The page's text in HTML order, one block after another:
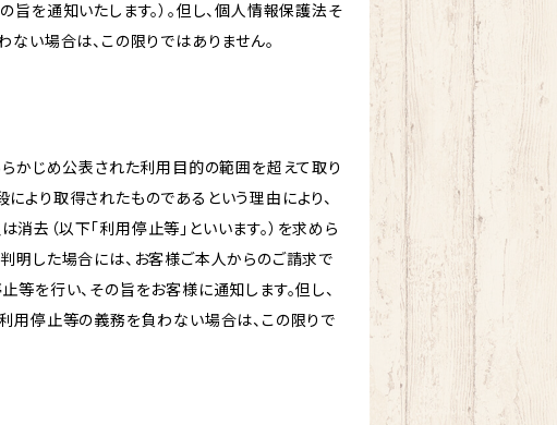
を通知いたします。）。但し、個人情報保護法そ
い場合は、この限りではありません。
らかじめ公表された利用目的の範囲を超えて取り
より取得されたものであるという理由により、
（以下「利用停止等」といいます。）を求めら
明した場合には、お客様ご本人からのご請求で
を行い、その旨をお客様に通知します。但し、
用停止等の義務を負わない場合は、この限りで